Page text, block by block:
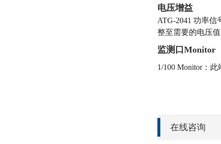
电压增益
ATG-2041 功率
整至需要的电压
监测口 Monitor
1/100 Monitor：
在线咨询